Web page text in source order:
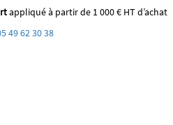
appliqué à partir de 1 000 € HT d’achat
49 62 30 38